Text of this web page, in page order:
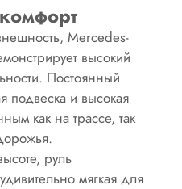
Mercedes-
высокий
Постоянный
подвеска и высокая
как на трассе, так
руль
мягкая для